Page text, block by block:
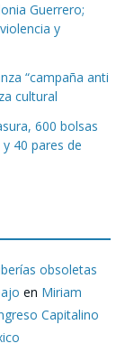
Guerrero;
y
“campaña anti
cultural
600 bolsas
40 pares de
obsoletas
en Miriam
Capitalino